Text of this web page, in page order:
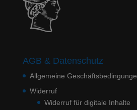
AGB & Datenschutz
Allgemeine Geschäftsbedingungen